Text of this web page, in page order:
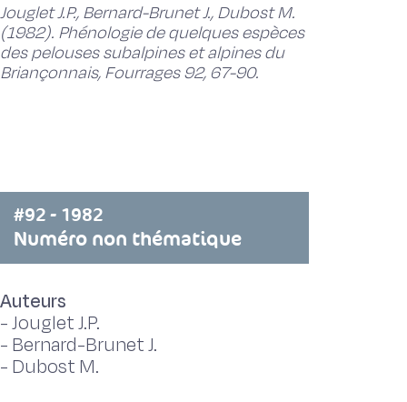
Jouglet J.P., Bernard-Brunet J., Dubost M.
(1982). Phénologie de quelques espèces
des pelouses subalpines et alpines du
Briançonnais, Fourrages 92, 67-90.
#92 - 1982
Numéro non thématique
Auteurs
-Jouglet J.P.
- Bernard-Brunet J.
- Dubost M.